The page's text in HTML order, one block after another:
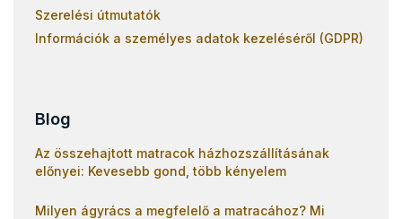
Szerelési útmutatók
Információk a személyes adatok kezeléséről (GDPR)
Blog
Az összehajtott matracok házhozszállításának
előnyei: Kevesebb gond, több kényelem
Milyen ágyrács a megfelelő a matracához? Mi